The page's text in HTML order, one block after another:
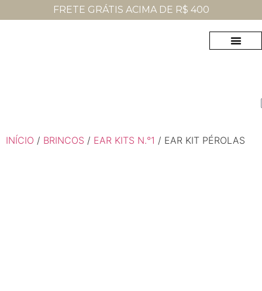
FRETE GRÁTIS ACIMA DE R$ 400
INÍCIO / BRINCOS / EAR KITS N.°1 / EAR KIT PÉROLAS